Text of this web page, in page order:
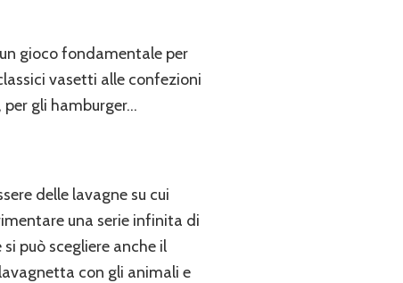
gioco fondamentale per
vasetti alle confezioni
per gli hamburger…
delle lavagne su cui
una serie infinita di
può scegliere anche il
con gli animali e